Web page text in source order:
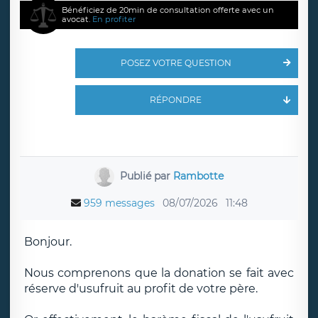
Bénéficiez de 20min de consultation offerte avec un
avocat. En profiter
POSEZ VOTRE QUESTION
RÉPONDRE
Publié par Rambotte
959 messages 08/07/2026 11:48
Bonjour.
Nous comprenons que la donation se fait avec
réserve d'usufruit au profit de votre père.